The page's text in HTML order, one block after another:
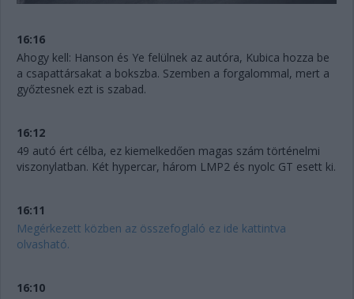
16:16
Ahogy kell: Hanson és Ye felülnek az autóra, Kubica hozza be
a csapattársakat a bokszba. Szemben a forgalommal, mert a
győztesnek ezt is szabad.
16:12
49 autó ért célba, ez kiemelkedően magas szám történelmi
viszonylatban. Két hypercar, három LMP2 és nyolc GT esett ki.
16:11
Megérkezett közben az összefoglaló ez ide kattintva
olvasható.
16:10